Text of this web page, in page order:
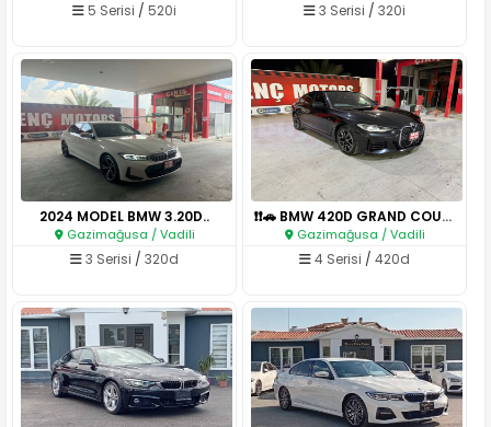
5 Serisi / 520i 3 Serisi /320i
2024 MODEL BMW 3.20D..
Gazimağusa / Vadili
3 Serisi / 320d
❗❗🚗 BMW 420D GRAND COUPE M SPO..
Gazimağusa / Vadili
4 Serisi /420d